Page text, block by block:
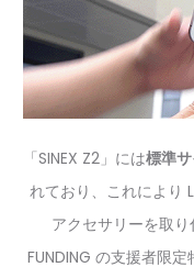
「SINEX Z2」には標準
れており、これにより
アクセサリーを取り
FUNDING の支援者限